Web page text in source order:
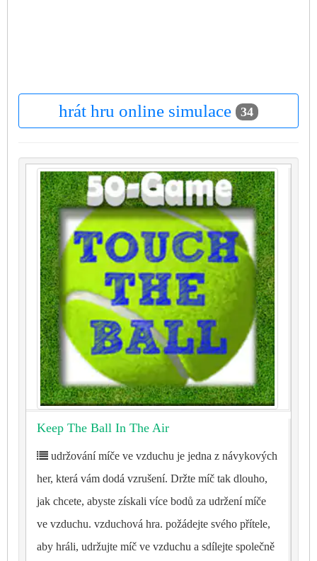
hrát hru online simulace 34
Keep The Ball In The Air
udržování míče ve vzduchu je jedna z návykových
her, která vám dodá vzrušení. Držte míč tak dlouho,
jak chcete, abyste získali více bodů za udržení míče
ve vzduchu. vzduchová hra. požádejte svého přítele,
aby hráli, udržujte míč ve vzduchu a sdílejte společně